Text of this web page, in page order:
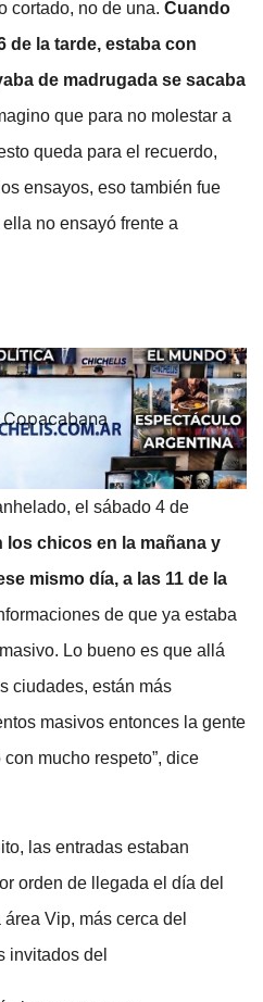
cortado, no de una. Cuando
de la tarde, estaba con
de madrugada se sacaba
que para no molestar a
queda para el recuerdo,
ensayos, eso también fue
no ensayó frente a
el sábado 4 de
los chicos en la mañana y
mismo día, a las 11 de la
de que ya estaba
Lo bueno es que allá
ciudades, están más
masivos entonces la gente
mucho respeto”, dice
las entradas estaban
orden de llegada el día del
Vip, más cerca del
invitados del